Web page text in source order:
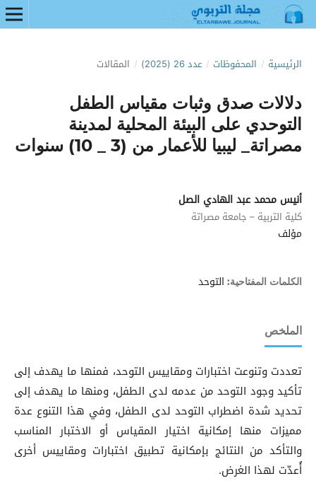
الرئيسية / المحفوظات / عدد 26 (2025) / المقالات
دلالات صدق وثبات مقياس الطفل
التوحدي على البيئة المحلية لمدينة
مصراتة_ ليبيا للأعمار من (3 _ 10) سنوات
أنيس محمد عبد الهادي الصل
كلية التربية – جامعة مصراتة
مؤلف
الكلمات المفتاحية: التوحد
الملخص
تعددت وتنوعت اختبارات ومقاييس التوحد، فمنها ما يهدف إلى
تأكيد وجود التوحد من عدمه لدى الطفل، ومنها ما يهدف إلى
تحديد شدة اضطراب التوحد لدى الطفل، وفي هذا التنوع عدة
مميزات منها إمكانية اختيار المقياس أو الاختبار المناسب
والتأكد من النتائج بإمكانية تطبيق اختبارات ومقاييس أخرى
أُعدّت لهذا الغرض.